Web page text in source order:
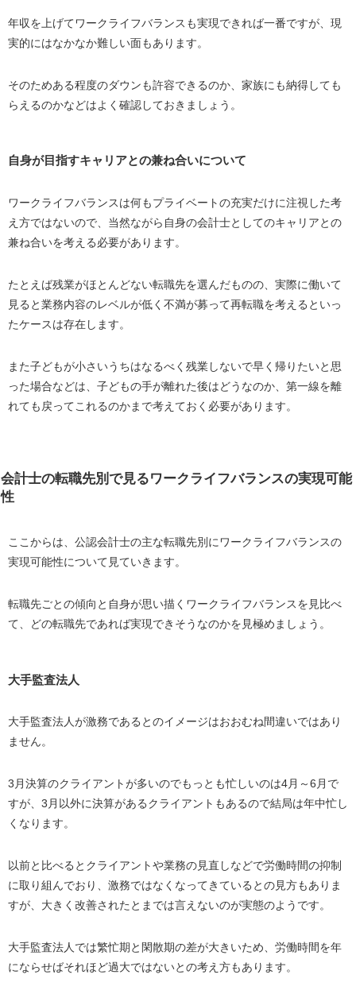
年収を上げてワークライフバランスも実現できれば一番ですが、現
実的にはなかなか難しい面もあります。
そのためある程度のダウンも許容できるのか、家族にも納得しても
らえるのかなどはよく確認しておきましょう。
自身が目指すキャリアとの兼ね合いについて
ワークライフバランスは何もプライベートの充実だけに注視した考
え方ではないので、当然ながら自身の会計士としてのキャリアとの
兼ね合いを考える必要があります。
たとえば残業がほとんどない転職先を選んだものの、実際に働いて
見ると業務内容のレベルが低く不満が募って再転職を考えるといっ
たケースは存在します。
また子どもが小さいうちはなるべく残業しないで早く帰りたいと思
った場合などは、子どもの手が離れた後はどうなのか、第一線を離
れても戻ってこれるのかまで考えておく必要があります。
会計士の転職先別で見るワークライフバランスの実現可能
性
ここからは、公認会計士の主な転職先別にワークライフバランスの
実現可能性について見ていきます。
転職先ごとの傾向と自身が思い描くワークライフバランスを見比べ
て、どの転職先であれば実現できそうなのかを見極めましょう。
大手監査法人
大手監査法人が激務であるとのイメージはおおむね間違いではあり
ません。
3月決算のクライアントが多いのでもっとも忙しいのは4月～6月で
すが、 3月以外に決算があるクライアントもあるので結局は年中忙し
くなります。
以前と比べるとクライアントや業務の見直しなどで労働時間の抑制
に取り組んでおり、激務ではなくなってきているとの見方もありま
すが、大きく改善されたとまでは言えないのが実態のようです。
大手監査法人では繁忙期と閑散期の差が大きいため、労働時間を年
にならせばそれほど過大ではないとの考え方もあります。